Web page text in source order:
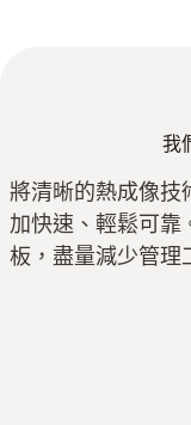
我
將清晰的熱成像技
加快速、輕鬆可靠
板，盡量減少管理